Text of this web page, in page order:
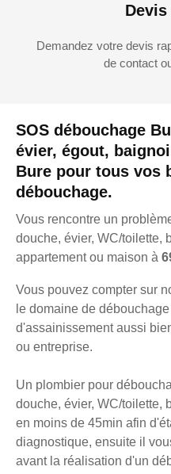
SOS débouchage
évier, égout,
Bure pour tous vos
débouchage.
Vous rencontre un
douche, évier, WC/toilette,
appartement ou maison à
Vous pouvez compter sur
le domaine de
d'assainissement aussi
ou entreprise.
Un plombier pour
douche, évier, WC/toilette,
en moins de 45min afin
diagnostique, ensuite il
avant la réalisation d'un
Demandez votre devis
de contact